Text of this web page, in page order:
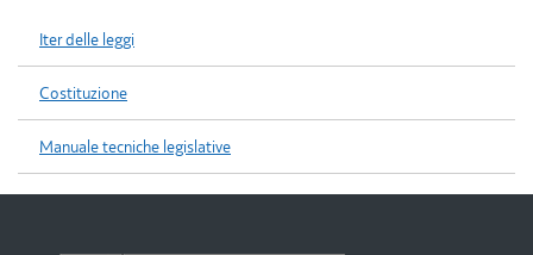
Iter delle leggi
Costituzione
Manuale tecniche legislative